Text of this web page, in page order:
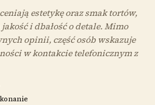
estetykę oraz smak tortów,
i dbałość o detale. Mimo
opinii, część osób wskazuje
w kontakcie telefonicznym z